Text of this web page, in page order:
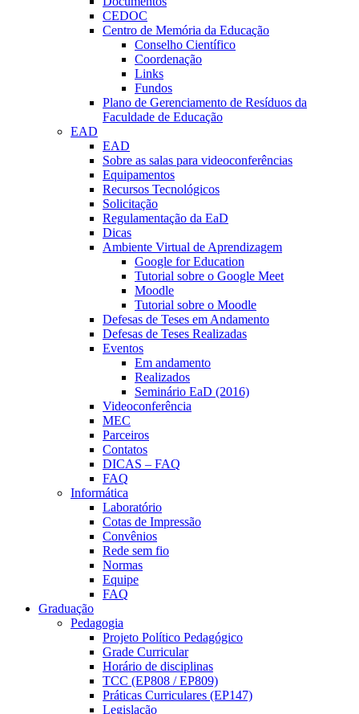
CEDOC
Centro de Memória da Educação
Conselho Científico
Coordenação
Links
Fundos
Plano de Gerenciamento de Resíduos da
Faculdade de Educação
EAD
EAD
Sobre as salas para videoconferências
Equipamentos
Recursos Tecnológicos
Solicitação
Regulamentação da EaD
Dicas
Ambiente Virtual de Aprendizagem
Google for Education
Tutorial sobre o Google Meet
Moodle
Tutorial sobre o Moodle
Defesas de Teses em Andamento
Defesas de Teses Realizadas
Eventos
Em andamento
Realizados
Seminário EaD (2016)
Videoconferência
MEC
Parceiros
Contatos
DICAS – FAQ
FAQ
Informática
Laboratório
Cotas de Impressão
Convênios
Rede sem fio
Normas
Equipe
FAQ
Graduação
Pedagogia
Projeto Político Pedagógico
Grade Curricular
Horário de disciplinas
TCC (EP808 / EP809)
Práticas Curriculares (EP147)
Legislação